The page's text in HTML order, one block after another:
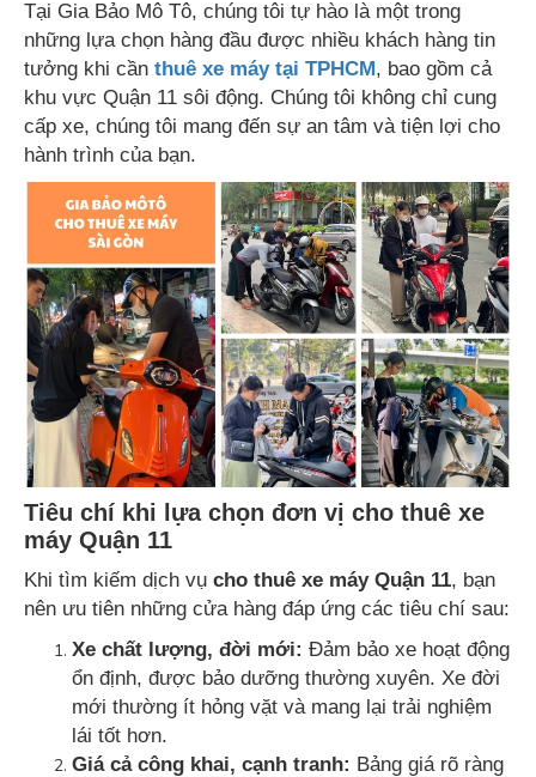
Tại Gia Bảo Mô Tô, chúng tôi tự hào là một trong
những lựa chọn hàng đầu được nhiều khách hàng tin
tưởng khi cần thuê xe máy tại TPHCM, bao gồm cả
khu vực Quận 11 sôi động. Chúng tôi không chỉ cung
cấp xe, chúng tôi mang đến sự an tâm và tiện lợi cho
hành trình của bạn.
Tiêu chí khi lựa chọn đơn vị cho thuê xe
máy Quận 11
Khi tìm kiếm dịch vụ cho thuê xe máy Quận 11, bạn
nên ưu tiên những cửa hàng đáp ứng các tiêu chí sau:
Xe chất lượng, đời mới: Đảm bảo xe hoạt động
ổn định, được bảo dưỡng thường xuyên. Xe đời
mới thường ít hỏng vặt và mang lại trải nghiệm
lái tốt hơn.
Giá cả công khai, cạnh tranh: Bảng giá rõ ràng